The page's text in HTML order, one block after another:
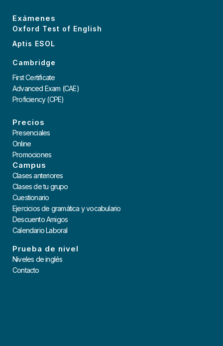
Exámenes
Oxford Test of English
Aptis ESOL
Cambridge
First Certificate
Advanced Exam (CAE)
Proficiency (CPE)
Precios
Presenciales
Online
Promociones
Campus
Clases anteriores
Clases de tu grupo
Cuestionario
Ejercicios de gramática y vocabulario
Descuento Amigos
Calendario Laboral
Prueba de nivel
Niveles de inglés
Contacto